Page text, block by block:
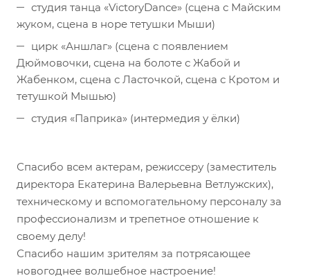
студия танца «VictoryDance» (сцена с Майским
жуком, сцена в норе тетушки Мыши)
цирк «Аншлаг» (сцена с появлением
Дюймовочки, сцена на болоте с Жабой и
Жабенком, сцена с Ласточкой, сцена с Кротом и
тетушкой Мышью)
студия «Паприка» (интермедия у ёлки)
Спасибо всем актерам, режиссеру (заместитель
директора Екатерина Валерьевна Ветлужских),
техническому и вспомогательному персоналу за
профессионализм и трепетное отношение к
своему делу!
Спасибо нашим зрителям за потрясающее
новогоднее волшебное настроение!